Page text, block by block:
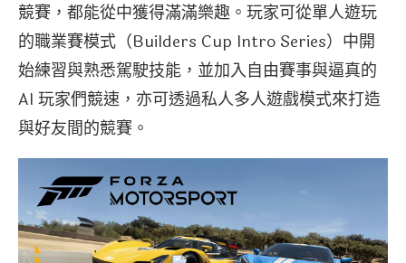
競賽，都能從中獲得滿滿樂趣。玩家可從單人遊玩
的職業賽模式（Builders Cup Intro Series）中開
始練習與熟悉駕駛技能，並加入自由賽事與逼真的
AI 玩家們競速，亦可透過私人多人遊戲模式來打造
與好友間的競賽。